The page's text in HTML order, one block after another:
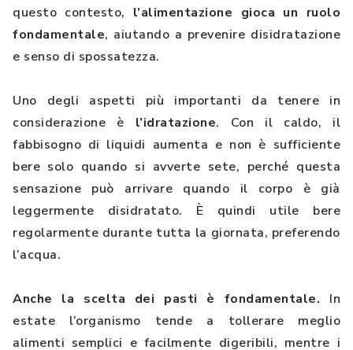
questo contesto, l’alimentazione gioca un ruolo
fondamentale, aiutando a prevenire disidratazione
e senso di spossatezza.
Uno degli aspetti più importanti da tenere in
considerazione è l’idratazione. Con il caldo, il
fabbisogno di liquidi aumenta e non è sufficiente
bere solo quando si avverte sete, perché questa
sensazione può arrivare quando il corpo è già
leggermente disidratato. È quindi utile bere
regolarmente durante tutta la giornata, preferendo
l’acqua.
Anche la scelta dei pasti è fondamentale. In
estate l’organismo tende a tollerare meglio
alimenti semplici e facilmente digeribili, mentre i